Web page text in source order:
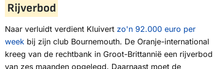
Rijverbod
Naar verluidt verdient Kluivert zo'n 92.000 euro per
week bij zijn club Bournemouth. De Oranje-international
kreeg van de rechtbank in Groot-Brittannië een rijverbod
van zes maanden opgelegd. Daarnaast moet de